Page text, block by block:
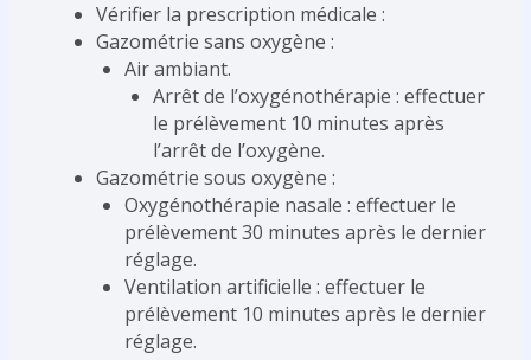
Vérifier la prescription médicale :
Gazométrie sans oxygène :
Air ambiant.
Arrêt de l’oxygénothérapie : effectuer
le prélèvement 10 minutes après
l’arrêt de l’oxygène.
Gazométrie sous oxygène :
Oxygénothérapie nasale : effectuer le
prélèvement 30 minutes après le dernier
réglage.
Ventilation artificielle : effectuer le
prélèvement 10 minutes après le dernier
réglage.